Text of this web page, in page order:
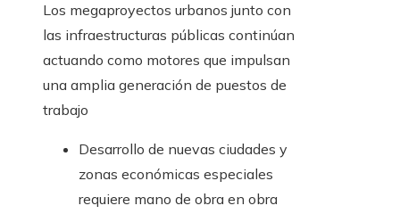
Los megaproyectos urbanos junto con
las infraestructuras públicas continúan
actuando como motores que impulsan
una amplia generación de puestos de
trabajo
Desarrollo de nuevas ciudades y
zonas económicas especiales
requiere mano de obra en obra